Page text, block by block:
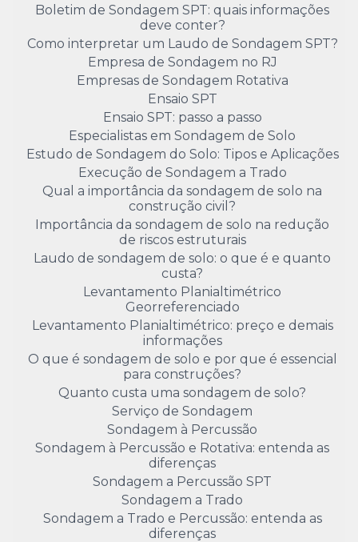
Boletim de Sondagem SPT: quais informações
deve conter?
Como interpretar um Laudo de Sondagem SPT?
Empresa de Sondagem no RJ
Empresas de Sondagem Rotativa
Ensaio SPT
Ensaio SPT: passo a passo
Especialistas em Sondagem de Solo
Estudo de Sondagem do Solo: Tipos e Aplicações
Execução de Sondagem a Trado
Qual a importância da sondagem de solo na
construção civil?
Importância da sondagem de solo na redução
de riscos estruturais
Laudo de sondagem de solo: o que é e quanto
custa?
Levantamento Planialtimétrico
Georreferenciado
Levantamento Planialtimétrico: preço e demais
informações
O que é sondagem de solo e por que é essencial
para construções?
Quanto custa uma sondagem de solo?
Serviço de Sondagem
Sondagem à Percussão
Sondagem à Percussão e Rotativa: entenda as
diferenças
Sondagem a Percussão SPT
Sondagem a Trado
Sondagem a Trado e Percussão: entenda as
diferenças